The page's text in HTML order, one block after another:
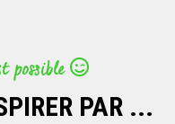
possible
PAR ...